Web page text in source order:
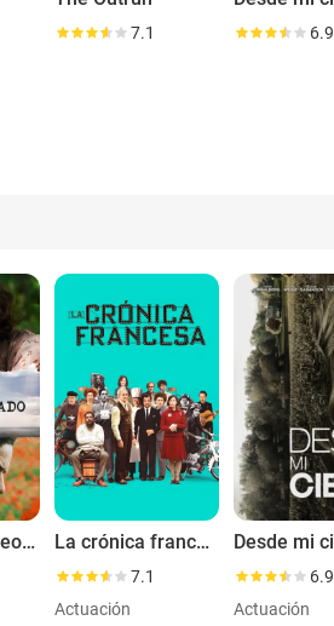
7.1 6.9
Expiación, deseo y pecado La crónica francesa
7.1
Actuación
Desde mi
6.9
Actuación